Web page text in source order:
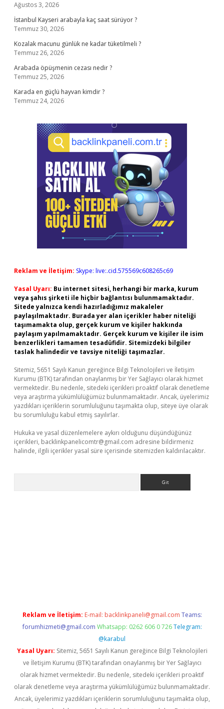
Ağustos 3, 2026
İstanbul Kayseri arabayla kaç saat sürüyor ?
Temmuz 30, 2026
Kozalak macunu günlük ne kadar tüketilmeli ?
Temmuz 26, 2026
Arabada öpüşmenin cezası nedir ?
Temmuz 25, 2026
Karada en güçlü hayvan kimdir ?
Temmuz 24, 2026
Reklam ve İletişim: Skype: live:.cid.575569c608265c69
Yasal Uyarı: Bu internet sitesi, herhangi bir marka, kurum
veya şahıs şirketi ile hiçbir bağlantısı bulunmamaktadır.
Sitede yalnızca kendi hazırladığımız makaleler
paylaşılmaktadır. Burada yer alan içerikler haber niteliği
taşımamakta olup, gerçek kurum ve kişiler hakkında
paylaşım yapılmamaktadır. Gerçek kurum ve kişiler ile isim
benzerlikleri tamamen tesadüfidir. Sitemizdeki bilgiler
taslak halindedir ve tavsiye niteliği taşımazlar.
Sitemiz, 5651 Sayılı Kanun gereğince Bilgi Teknolojileri ve İletişim
Kurumu (BTK) tarafından onaylanmış bir Yer Sağlayıcı olarak hizmet
vermektedir. Bu nedenle, sitedeki içerikleri proaktif olarak denetleme
veya araştırma yükümlülüğümüz bulunmamaktadır. Ancak, üyelerimiz
yazdıkları içeriklerin sorumluluğunu taşımakta olup, siteye üye olarak
bu sorumluluğu kabul etmiş sayılırlar.
Hukuka ve yasal düzenlemelere aykırı olduğunu düşündüğünüz
içerikleri, backlinkpanelicomtr@gmail.com adresine bildirmeniz
halinde, ilgili içerikler yasal süre içerisinde sitemizden kaldırılacaktır.
Reklam ve İletişim: E-mail: backlinkpaneli@gmail.com Teams:
forumhizmeti@gmail.com Whatsapp: 0262 606 0 726 Telegram:
@karabul
Yasal Uyarı: Sitemiz, 5651 Sayılı Kanun gereğince Bilgi Teknolojileri
ve İletişim Kurumu (BTK) tarafından onaylanmış bir Yer Sağlayıcı
olarak hizmet vermektedir. Bu nedenle, sitedeki içerikleri proaktif
olarak denetleme veya araştırma yükümlülüğümüz bulunmamaktadır.
Ancak, üyelerimiz yazdıkları içeriklerin sorumluluğunu taşımakta olup,